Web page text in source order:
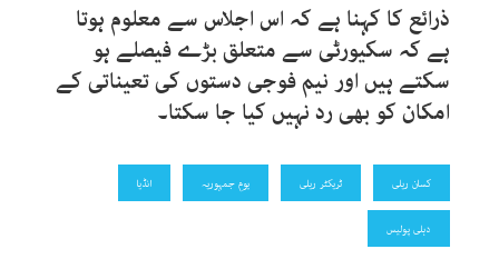
ذرائع کا کہنا ہے کہ اس اجلاس سے معلوم ہوتا
ہے کہ سکیورٹی سے متعلق بڑے فیصلے ہو
سکتے ہیں اور نیم فوجی دستوں کی تعیناتی کے
امکان کو بھی رد نہیں کیا جا سکتا۔
کسان ریلی ٹریکٹر ریلی یومِ جمہوریہ انڈیا
دہلی پولیس